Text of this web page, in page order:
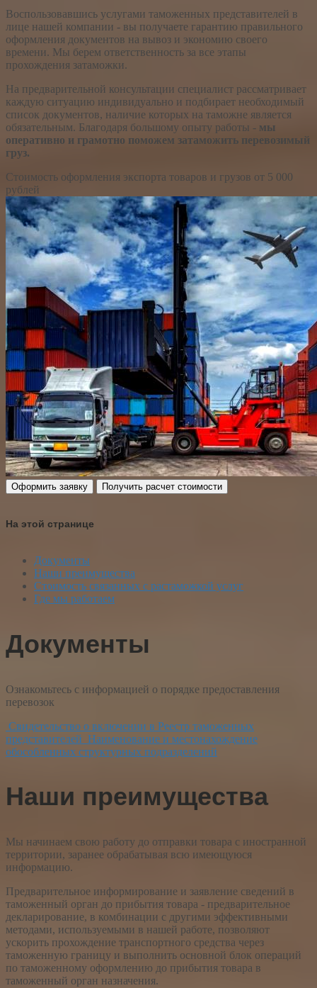
Воспользовавшись услугами таможенных представителей в
лице нашей компании - вы получаете гарантию правильного
оформления документов на вывоз и экономию своего
времени. Мы берем ответственность за все этапы
прохождения затаможки.
На предварительной консультации специалист рассматривает
каждую ситуацию индивидуально и подбирает необходимый
список документов, наличие которых на таможне является
обязательным. Благодаря большому опыту работы - мы
оперативно и грамотно поможем затаможить перевозимый
груз.
Стоимость оформления экспорта товаров и грузов от 5 000
рублей
Оформить заявку Получить расчет стоимости
На этой странице
Документы
Наши преимущества
Стоимость связанных с растаможкой услуг
Где мы работаем
Документы
Ознакомьтесь с информацией о порядке предоставления
перевозок
Свидетельство о включении в Реестр таможенных
представителей Наименование и местонахождение
обособленных структурных подразделений
Наши преимущества
Мы начинаем свою работу до отправки товара с иностранной
территории, заранее обрабатывая всю имеющуюся
информацию.
Предварительное информирование и заявление сведений в
таможенный орган до прибытия товара - предварительное
декларирование, в комбинации с другими эффективными
методами, используемыми в нашей работе, позволяют
ускорить прохождение транспортного средства через
таможенную границу и выполнить основной блок операций
по таможенному оформлению до прибытия товара в
таможенный орган назначения.